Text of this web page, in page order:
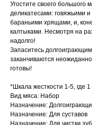
Угостите своего
деликатесами: говяжьими
бараньими хрящами, и,
калтыками. Несмотря на
надолго!
Запаситесь
заканчиваются
готовы!
*Шкала жесткости 1-5, где
Вид мяса: Набор
Назначение:
Назначение: Для суставов